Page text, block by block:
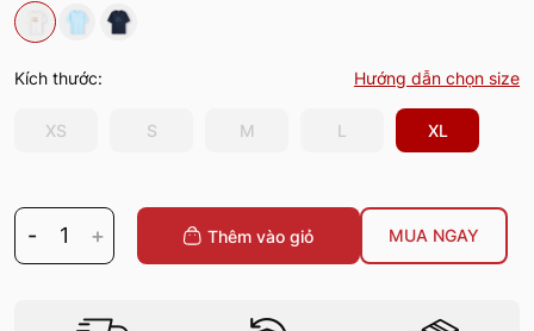
Kích thước: Hướng dẫn chọn size
XS S M L XL
- 1 + Thêm vào giỏ MUA NGAY